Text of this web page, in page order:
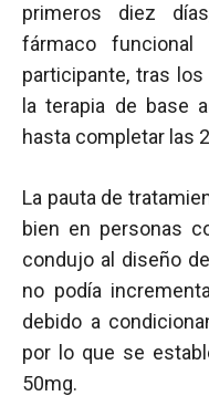
primeros diez
fármaco
participante, tras
la terapia de base
hasta completar las
La pauta de
bien en personas
condujo al diseño
no podía
debido a
por lo que se
50mg.